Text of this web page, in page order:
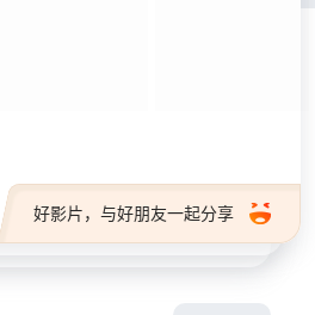
好影片，与好朋友一起分享